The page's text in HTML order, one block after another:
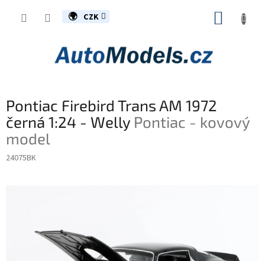
CZK
Pontiac Firebird Trans AM 1972
černá 1:24 - Welly Pontiac - kovový
model
24075BK